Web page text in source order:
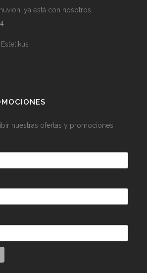
ya está con nosotros.
nuestras ofertas y promociones